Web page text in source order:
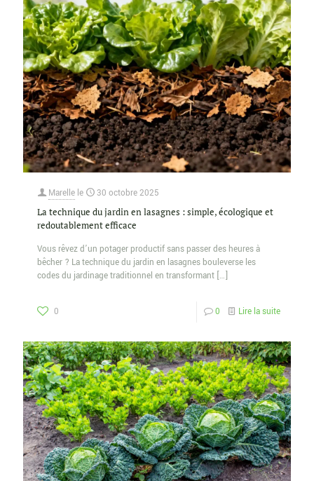
Marelle le 30 octobre 2025
La technique du jardin en lasagnes : simple, écologique et
redoutablement efficace
Vous rêvez d’un potager productif sans passer des heures à
bêcher ? La technique du jardin en lasagnes bouleverse les
codes du jardinage traditionnel en transformant […]
0 0 Lire la suite